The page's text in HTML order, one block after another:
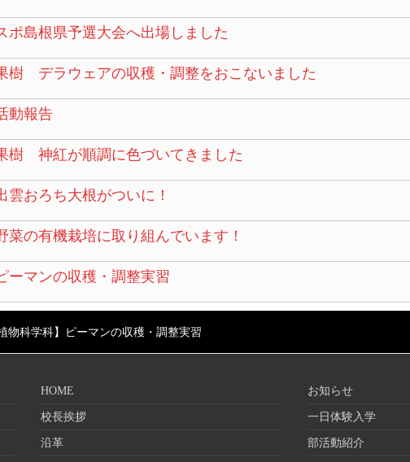
ポ島根県予選大会へ出場しました
樹 デラウェアの収穫・調整をおこないました
動報告
樹 神紅が順調に色づいてきました
雲おろち大根がついに！
菜の有機栽培に取り組んでいます！
ーマンの収穫・調整実習
植物科学科】ピーマンの収穫・調整実習
HOME
校長挨拶
沿革
お知らせ
一日体験入学
部活動紹介